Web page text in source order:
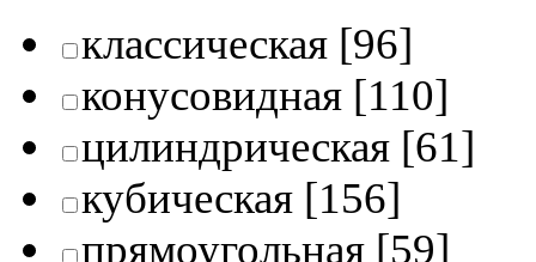
классическая [96]
конусовидная [110]
цилиндрическая [61]
кубическая [156]
прямоугольная [59]